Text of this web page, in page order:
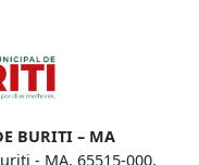
BURITI – MA
- MA, 65515-000,